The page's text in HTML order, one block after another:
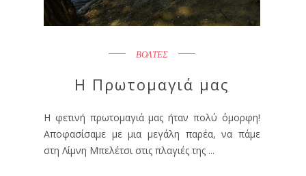
ΒΟΛΤΕΣ
Η Πρωτομαγιά μας
Η φετινή πρωτομαγιά μας ήταν πολύ όμορφη!
Αποφασίσαμε με μια μεγάλη παρέα, να πάμε
στη Λίμνη Μπελέτσι στις πλαγιές της ...